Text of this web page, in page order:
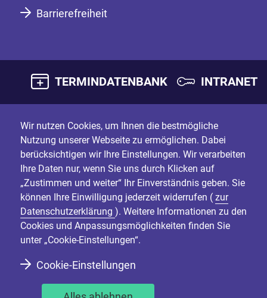
Barrierefreiheit
TERMINDATENBANK INTRANET
Wir nutzen Cookies, um Ihnen die bestmögliche
Nutzung unserer Webseite zu ermöglichen. Dabei
berücksichtigen wir Ihre Einstellungen. Wir verarbeiten
Ihre Daten nur, wenn Sie uns durch Klicken auf
„Zustimmen und weiter“ Ihr Einverständnis geben. Sie
können Ihre Einwilligung jederzeit widerrufen ( zur
Datenschutzerklärung ). Weitere Informationen zu den
Cookies und Anpassungsmöglichkeiten finden Sie
unter „Cookie-Einstellungen“.
Cookie-Einstellungen